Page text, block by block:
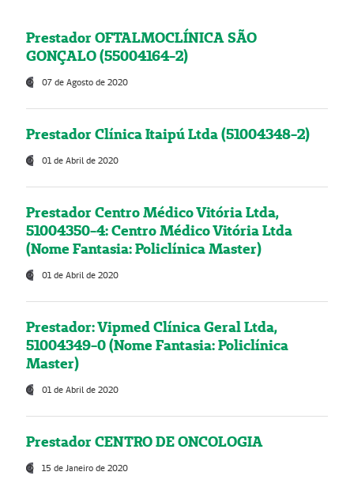
Prestador OFTALMOCLÍNICA SÃO
GONÇALO (55004164-2)
07 de Agosto de 2020
Prestador Clínica Itaipú Ltda (51004348-2)
01 de Abril de 2020
Prestador Centro Médico Vitória Ltda,
51004350-4: Centro Médico Vitória Ltda
(Nome Fantasia: Policlínica Master)
01 de Abril de 2020
Prestador: Vipmed Clínica Geral Ltda,
51004349-0 (Nome Fantasia: Policlínica
Master)
01 de Abril de 2020
Prestador CENTRO DE ONCOLOGIA
15 de Janeiro de 2020